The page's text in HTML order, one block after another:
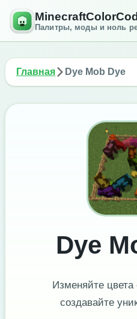
Палитры, моды и ноль
Главная Dye Mob Dye
Dye
Изменяйте
создавайте